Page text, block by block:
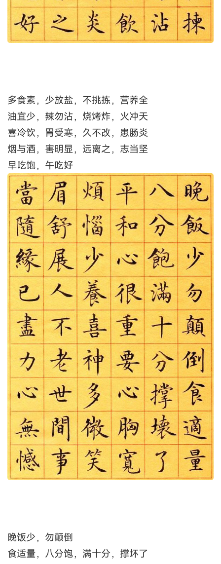
多食素，少放盐，不挑拣，营养全
油宜少，辣勿沾，烧烤炸，火冲天
喜冷饮，胃受寒，久不改，患肠炎
烟与酒，害明显，远离之，志当坚
早吃饱，午吃好
晚饭少，勿颠倒
食适量，八分饱，满十分，撑坏了